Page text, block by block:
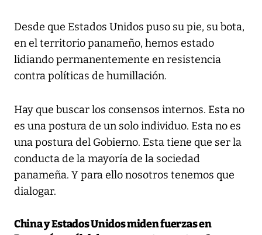
Desde que Estados Unidos puso su pie, su bota,
en el territorio panameño, hemos estado
lidiando permanentemente en resistencia
contra políticas de humillación.
Hay que buscar los consensos internos. Esta no
es una postura de un solo individuo. Esta no es
una postura del Gobierno. Esta tiene que ser la
conducta de la mayoría de la sociedad
panameña. Y para ello nosotros tenemos que
dialogar.
China y Estados Unidos miden fuerzas en